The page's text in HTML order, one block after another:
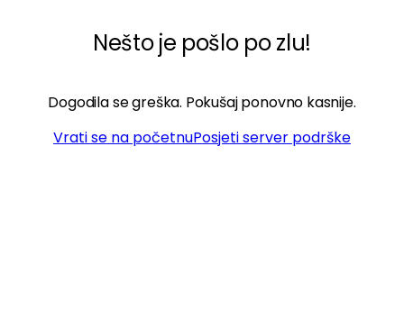
Nešto je pošlo po zlu!
Dogodila se greška. Pokušaj ponovno kasnije.
Vrati se na početnuPosjeti server podrške